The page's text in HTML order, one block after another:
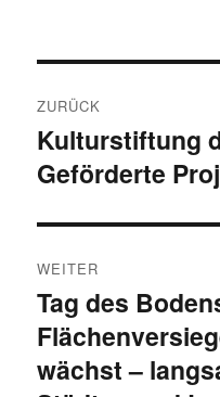
ZURÜCK
Vorheriger
Beitrag:
Kulturstiftung
Geförderte
WEITER
Nächster
Beitrag:
Tag des
wächst –